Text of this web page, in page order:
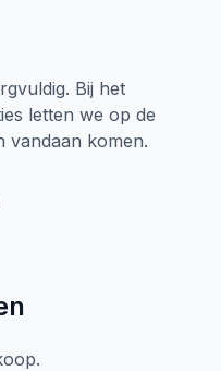
Bij het
letten we op de
vandaan komen.